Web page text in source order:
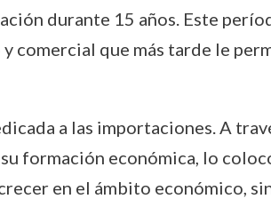
durante 15 años. Este
comercial que más tarde le
a las importaciones. A
formación económica, lo
en el ámbito económico,